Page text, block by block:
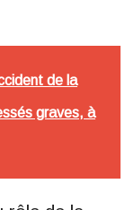
de la
graves, à